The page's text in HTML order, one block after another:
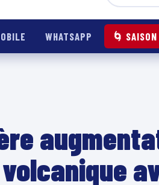
WHATSAPP 🌀